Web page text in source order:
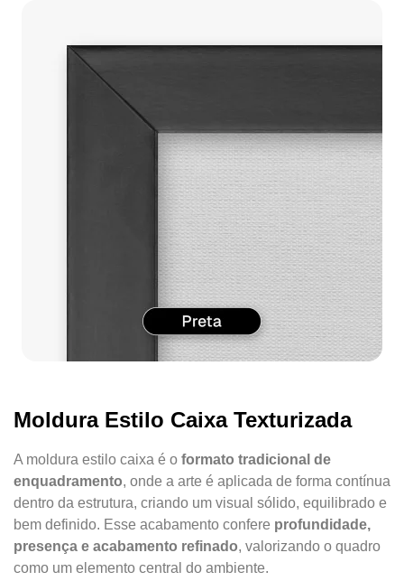
Moldura Estilo Caixa Texturizada
A moldura estilo caixa é o formato tradicional de
enquadramento, onde a arte é aplicada de forma contínua
dentro da estrutura, criando um visual sólido, equilibrado e
bem definido. Esse acabamento confere profundidade,
presença e acabamento refinado, valorizando o quadro
como um elemento central do ambiente.